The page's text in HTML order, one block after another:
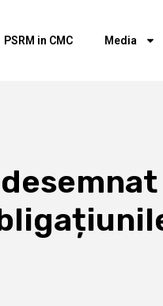
PSRM in CMC Media